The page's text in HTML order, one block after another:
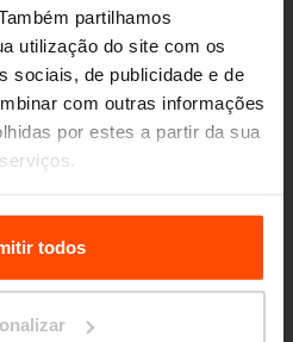
partilhamos
utilização do site com os
sociais, de publicidade e de
com outras informações
por estes a partir da sua
favor visitePrinciples
Personal Data.
todos